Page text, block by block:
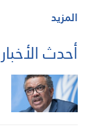
المزيد
أحدث الأخبار